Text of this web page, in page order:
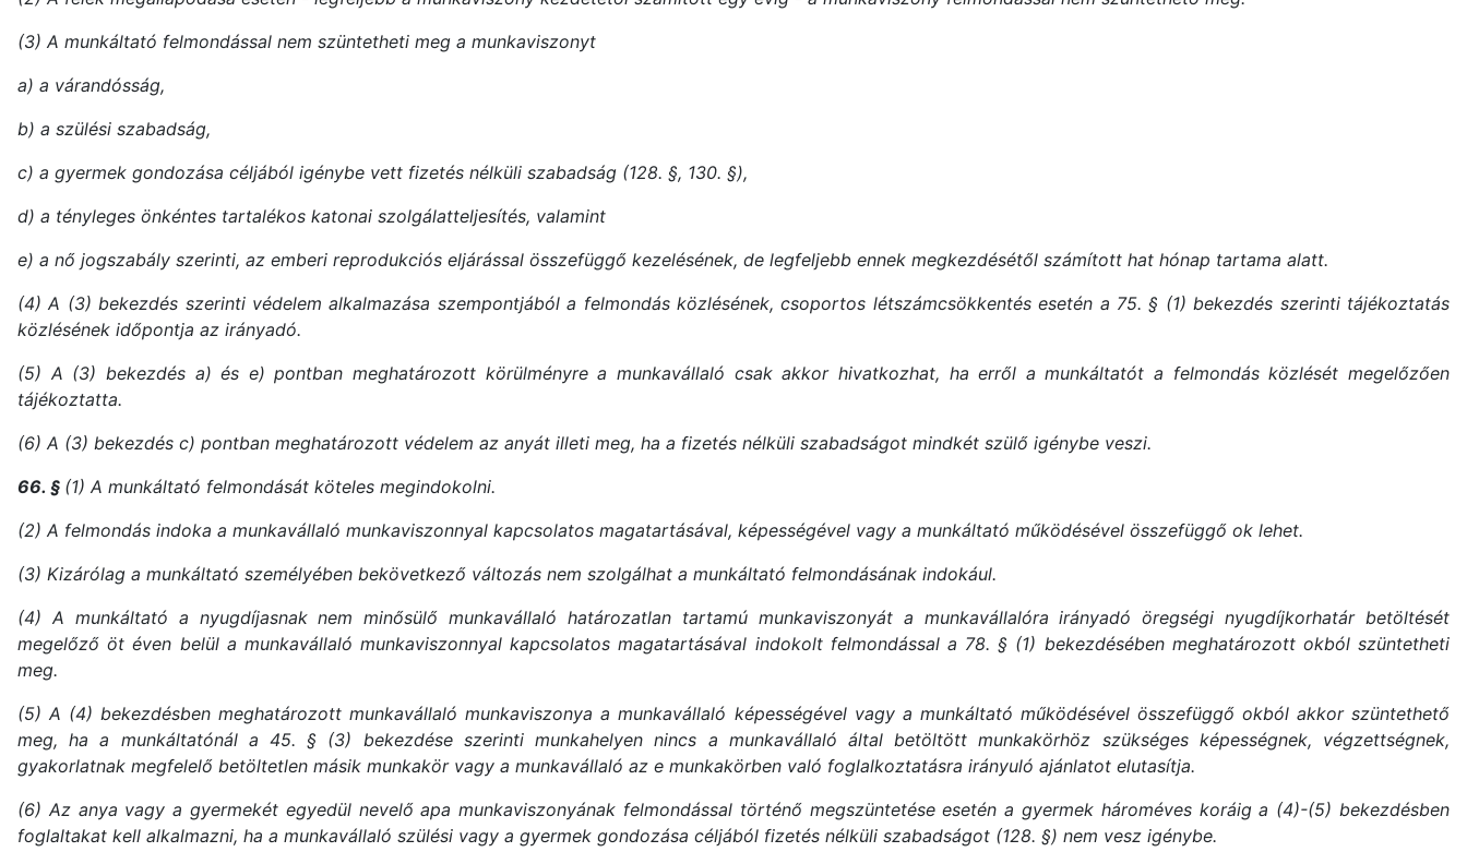
(3) A munkáltató felmondással nem szüntetheti meg a munkaviszonyt
a) a várandósság,
b) a szülési szabadság,
c) a gyermek gondozása céljából igénybe vett fizetés nélküli szabadság (128. §, 130. §),
d) a tényleges önkéntes tartalékos katonai szolgálatteljesítés, valamint
e) a nő jogszabály szerinti, az emberi reprodukciós eljárással összefüggő kezelésének, de legfeljebb ennek megkezdésétől számított hat hónap tartama alatt.
(4) A (3) bekezdés szerinti védelem alkalmazása szempontjából a felmondás közlésének, csoportos létszámcsökkentés esetén a 75. § (1) bekezdés szerinti tájékoztatás
közlésének időpontja az irányadó.
(5) A (3) bekezdés a) és e) pontban meghatározott körülményre a munkavállaló csak akkor hivatkozhat, ha erről a munkáltatót a felmondás közlését megelőzően
tájékoztatta.
(6) A (3) bekezdés c) pontban meghatározott védelem az anyát illeti meg, ha a fizetés nélküli szabadságot mindkét szülő igénybe veszi.
66. § (1) A munkáltató felmondását köteles megindokolni.
(2) A felmondás indoka a munkavállaló munkaviszonnyal kapcsolatos magatartásával, képességével vagy a munkáltató működésével összefüggő ok lehet.
(3) Kizárólag a munkáltató személyében bekövetkező változás nem szolgálhat a munkáltató felmondásának indokául.
(4) A munkáltató a nyugdíjasnak nem minősülő munkavállaló határozatlan tartamú munkaviszonyát a munkavállalóra irányadó öregségi nyugdíjkorhatár betöltését
megelőző öt éven belül a munkavállaló munkaviszonnyal kapcsolatos magatartásával indokolt felmondással a 78. § (1) bekezdésében meghatározott okból szüntetheti
meg.
(5) A (4) bekezdésben meghatározott munkavállaló munkaviszonya a munkavállaló képességével vagy a munkáltató működésével összefüggő okból akkor szüntethető
meg, ha a munkáltatónál a 45. § (3) bekezdése szerinti munkahelyen nincs a munkavállaló által betöltött munkakörhöz szükséges képességnek, végzettségnek,
gyakorlatnak megfelelő betöltetlen másik munkakör vagy a munkavállaló az e munkakörben való foglalkoztatásra irányuló ajánlatot elutasítja.
(6) Az anya vagy a gyermekét egyedül nevelő apa munkaviszonyának felmondással történő megszüntetése esetén a gyermek hároméves koráig a (4)-(5) bekezdésben
foglaltakat kell alkalmazni, ha a munkavállaló szülési vagy a gyermek gondozása céljából fizetés nélküli szabadságot (128. §) nem vesz igénybe.